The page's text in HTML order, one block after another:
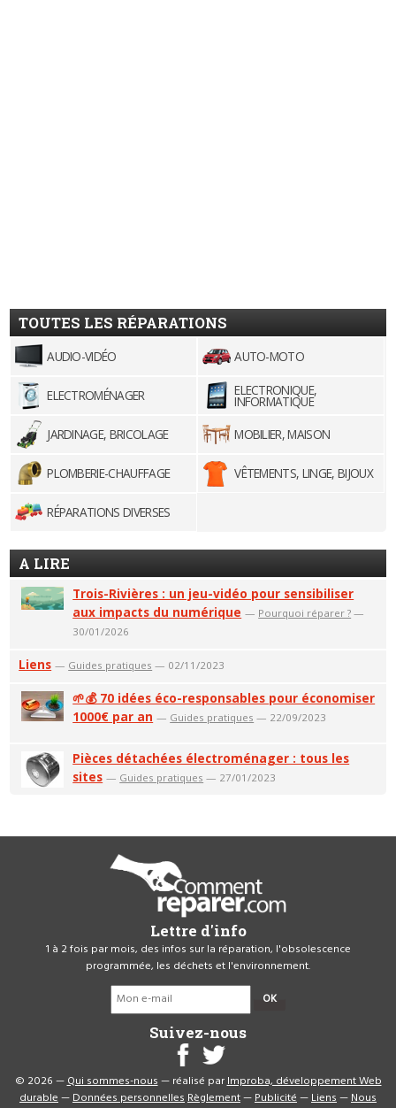
TOUTES LES RÉPARATIONS
AUDIO-VIDÉO AUTO-MOTO
ELECTROMÉNAGER ELECTRONIQUE,
INFORMATIQUE
JARDINAGE, BRICOLAGE
MOBILIER, MAISON
PLOMBERIE-CHAUFFAGE VÊTEMENTS, LINGE, BIJOUX
RÉPARATIONS DIVERSES
A LIRE
Trois-Rivières : un jeu-vidéo pour sensibiliser
aux impacts du numérique — Pourquoi réparer ? —
30/01/2026
Liens — Guides pratiques — 02/11/2023
🌱💰 70 idées éco-responsables pour économiser
1000€ par an — Guides pratiques — 22/09/2023
Pièces détachées électroménager : tous les
sites — Guides pratiques — 27/01/2023
Lettre d'info
1 à 2 fois par mois, des infos sur la réparation, l'obsolescence
programmée, les déchets et l'environnement.
OK
Suivez-nous
© 2026 —Qui sommes-nous— réalisé parImproba, développement Web
durable—Données personnellesRèglement—Publicité—Liens—Nous